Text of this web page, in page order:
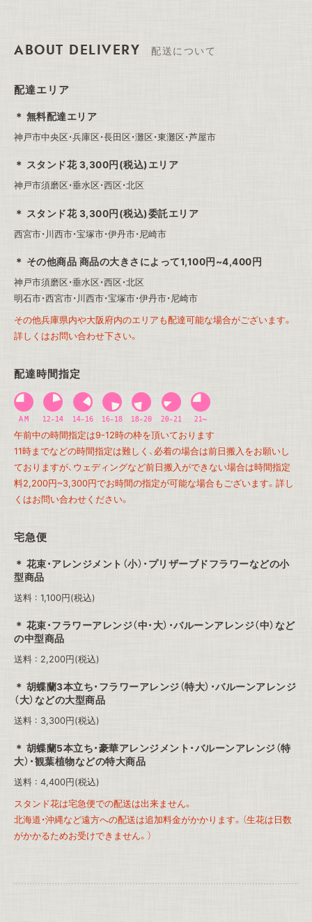
ABOUT DELIVERY 配送について
配達エリア
無料配達エリア
神戸市中央区・兵庫区・長田区・灘区・東灘区・芦屋市
スタンド花 3,300円(税込)エリア
神戸市須磨区・垂水区・西区・北区
スタンド花 3,300円(税込)委託エリア
西宮市・川西市・宝塚市・伊丹市・尼崎市
その他商品 商品の大きさによって1,100円~4,400円
神戸市須磨区・垂水区・西区・北区
明石市・西宮市・川西市・宝塚市・伊丹市・尼崎市
その他兵庫県内や大阪府内のエリアも配達可能な場合がございます。
詳しくはお問い合わせ下さい。
配達時間指定
午前中の時間指定は9-12時の枠を頂いております
11時までなどの時間指定は難しく、必着の場合は前日搬入をお願いし
ておりますが、ウェディングなど前日搬入ができない場合は時間指定
料2,200円~3,300円でお時間の指定が可能な場合もございます。詳し
くはお問い合わせください。
宅急便
花束・アレンジメント（小）・プリザーブドフラワーなどの小
型商品
送料 : 1,100円(税込)
花束・フラワーアレンジ（中・大）・バルーンアレンジ（中）など
の中型商品
送料 : 2,200円(税込)
胡蝶蘭3本立ち・フラワーアレンジ（特大）・バルーンアレンジ
（大）などの大型商品
送料 : 3,300円(税込)
胡蝶蘭5本立ち・豪華アレンジメント・バルーンアレンジ（特
大）・観葉植物などの特大商品
送料 : 4,400円(税込)
スタンド花は宅急便での配送は出来ません。
北海道・沖縄など遠方への配送は追加料金がかかります。（生花は日数
がかかるためお受けできません。）